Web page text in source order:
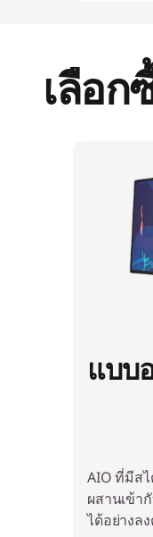
เลือก
แบบ
AIO ที่มีส
ผสานเข้า
ได้อย่างล